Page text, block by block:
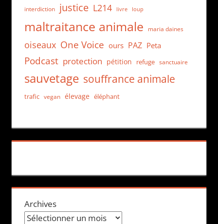
interdiction justice L214 livre loup
maltraitance animale maria daines
oiseaux One Voice ours PAZ Peta
Podcast protection pétition refuge sanctuaire
sauvetage souffrance animale
trafic vegan élevage éléphant
Archives